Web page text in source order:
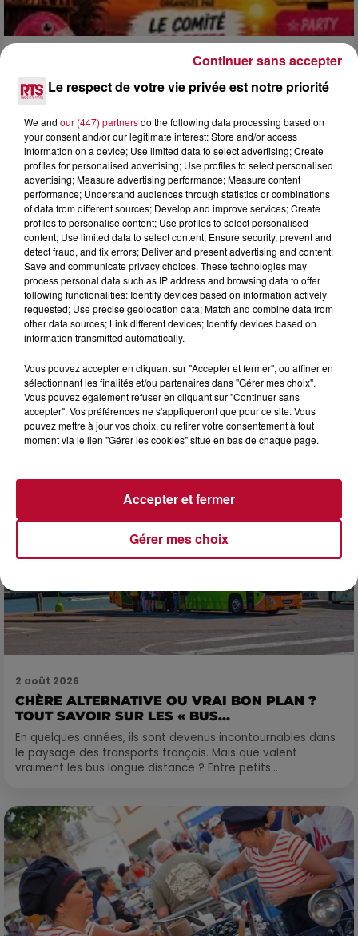
SOIRÉE DJ PLAYA
NOS IDÉES DE SORTIES POUR CETTE SEMAINE
Début août, c’est le cœur de l’été. La semaine débute, et
comme tous les lundis de l’été, on ouvre l’agenda qui est
encore bien rempli ! Entre sessions...
2 août 2026
CHÈRE ALTERNATIVE OU VRAI BON PLAN ?
TOUT SAVOIR SUR LES « BUS...
En quelques années, ils sont devenus incontournables dans
le paysage des transports français. Mais que valent
vraiment les bus longue distance ? Entre petits...
Le respect de votre vie privée est notre priorité
We and our (447) partnersdo the following data processing based on
your consent and/or our legitimate interest: Store and/or access
information on a device; Use limited data to select advertising; Create
profiles for personalised advertising; Use profiles to select personalised
advertising; Measure advertising performance; Measure content
performance; Understand audiences through statistics or combinations
of data from different sources; Develop and improve services; Create
profiles to personalise content; Use profiles to select personalised
content; Use limited data to select content; Ensure security, prevent and
detect fraud, and fix errors; Deliver and present advertising and content;
Save and communicate privacy choices. These technologies may
process personal data such as IP address and browsing data to offer
following functionalities: Identify devices based on information actively
requested; Use precise geolocation data; Match and combine data from
other data sources; Link different devices; Identify devices based on
information transmitted automatically.
Vous pouvez accepter en cliquant sur "Accepter et fermer", ou affiner en
sélectionnant les finalités et/ou partenaires dans "Gérer mes choix".
Vous pouvez également refuser en cliquant sur "Continuer sans
accepter". Vos préférences ne s'appliqueront que pour ce site. Vous
pouvez mettre à jour vos choix, ou retirer votre consentement à tout
moment via le lien "Gérer les cookies" situé en bas de chaque page.
Gérer mes choix
Accepter et fermer
Continuer sans accepter